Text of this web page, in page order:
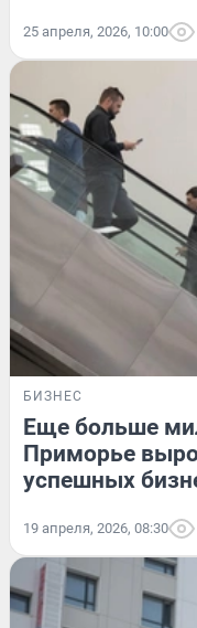
25 апреля, 2026, 10:00
БИЗНЕС
Еще больше
Приморье
успешных
19 апреля, 2026, 08:30